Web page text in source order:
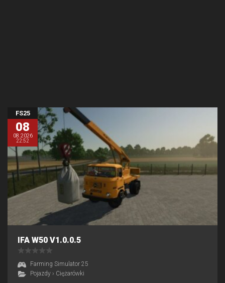
FS25
08
08.2026
22:52
IFA W50 V1.0.0.5
Farming Simulator 25
Pojazdy › Ciężarówki